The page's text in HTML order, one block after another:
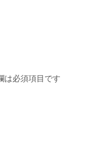
は必須項目です